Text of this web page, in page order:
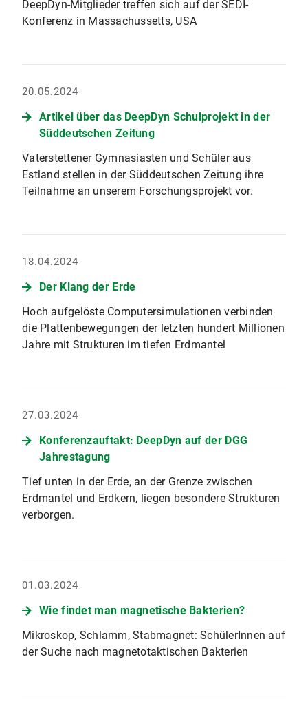
DeepDyn-Mitglieder treffen sich auf der SEDI-
Konferenz in Massachussetts, USA
20.05.2024
Artikel über das DeepDyn Schulprojekt in der
Süddeutschen Zeitung
Vaterstettener Gymnasiasten und Schüler aus
Estland stellen in der Süddeutschen Zeitung ihre
Teilnahme an unserem Forschungsprojekt vor.
18.04.2024
Der Klang der Erde
Hoch aufgelöste Computersimulationen verbinden
die Plattenbewegungen der letzten hundert Millionen
Jahre mit Strukturen im tiefen Erdmantel
27.03.2024
Konferenzauftakt: DeepDyn auf der DGG
Jahrestagung
Tief unten in der Erde, an der Grenze zwischen
Erdmantel und Erdkern, liegen besondere Strukturen
verborgen.
01.03.2024
Wie findet man magnetische Bakterien?
Mikroskop, Schlamm, Stabmagnet: SchülerInnen auf
der Suche nach magnetotaktischen Bakterien